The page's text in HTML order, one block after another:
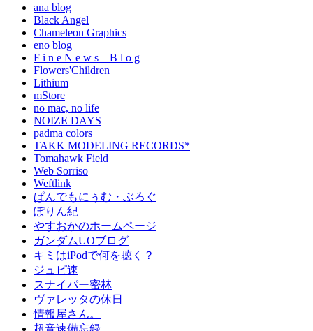
ana blog
Black Angel
Chameleon Graphics
eno blog
F i n e N e w s – B l o g
Flowers'Children
Lithium
mStore
no mac, no life
NOIZE DAYS
padma colors
TAKK MODELING RECORDS*
Tomahawk Field
Web Sorriso
Weftlink
ぱんでもにぅむ・ぶろぐ
ぽりん紀
やすおかのホームページ
ガンダムUOブログ
キミはiPodで何を聴く？
ジュピ速
スナイパー密林
ヴァレッタの休日
情報屋さん。
超音速備忘録